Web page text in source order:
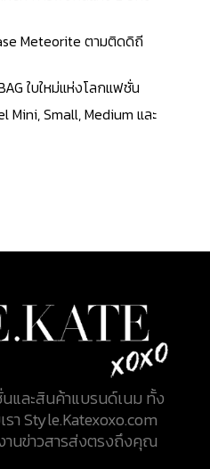
สิงหาคม ทางแบรนด์ได้ใช้
ลักในการออกแบบ โดย
เรียกว่า “สีสันแห่งชีวิต”
ด์ Dior อย่าง Book Tote
บง่ายถูกนำมารีดีไซน์ให้
าย Dioramour Graffiti มีตัว
ทั้งหมด 38 ภาษาจากทั่ว
30 Montaige ผลิตขึ้นจาก
และ Plate...
Meteorite ตามติดดิถี
ใบใหม่แห่งโลกแฟชั่น
Mini, Small, Medium และ
และสินค้าแบรนด์เนม ทั้ง
า Style.Katexoxo.com
านข่าวสารส่งตรงถึงคุณ